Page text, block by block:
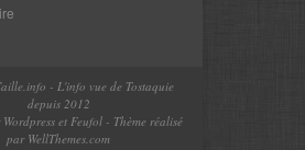
- L'info vue de Tostaquie
depuis 2012
et Feufol - Thème réalisé
parWellThemes.com